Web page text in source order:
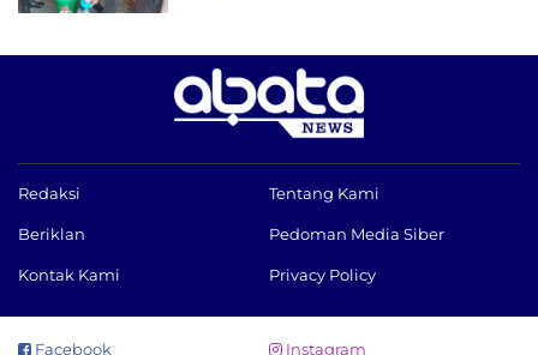
Redaksi Tentang Kami
Beriklan Pedoman Media Siber
Kontak Kami Privacy Policy
Facebook Instagram